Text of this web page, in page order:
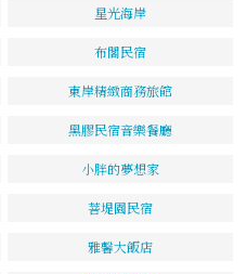
星光海岸
布閣民宿
東岸精緻商務旅館
黑膠民宿音樂餐廳
小胖的夢想家
菩堤園民宿
雅馨大飯店